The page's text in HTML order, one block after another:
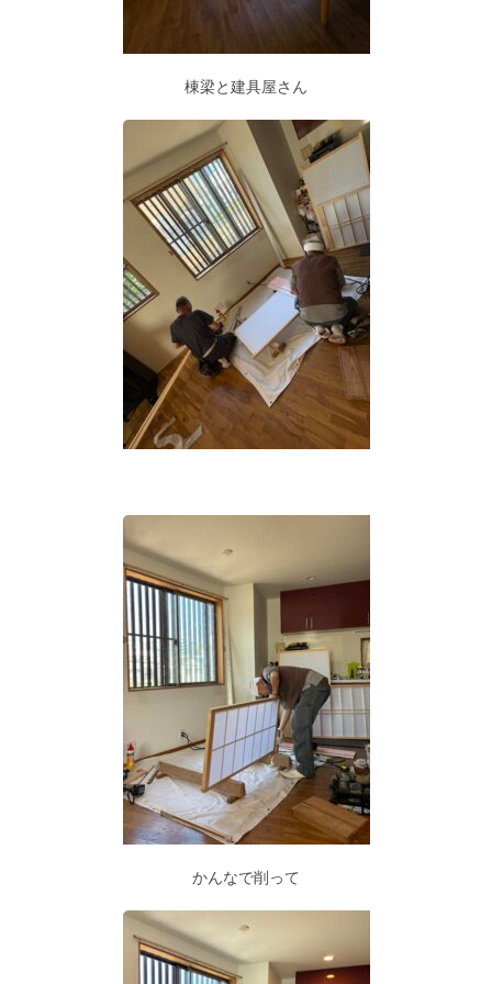
棟梁と建具屋さん
かんなで削って